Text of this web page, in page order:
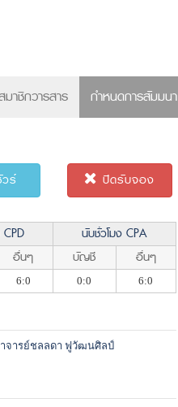
าชิกวารสาร กำหนดการสัมมนา
วร์ ปิดรับจอง
นับชั่วโมง CPA
อื่นๆ บัญชี อื่นๆ
6:0 0:0 6:0
จารย์ชลลดา ฟูวัฒนศิลป์